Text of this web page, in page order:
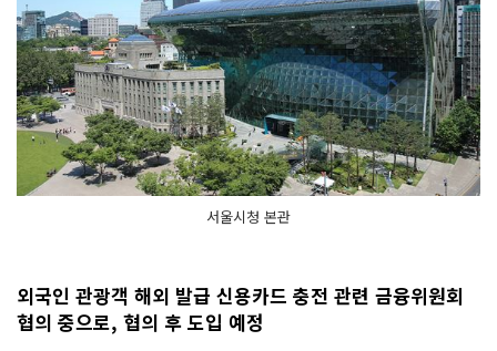
기 기
서울시청 본관
외국인 관광객 해외 발급 신용카드 충전 관련 금융위원회
협의 중으로, 협의 후 도입 예정